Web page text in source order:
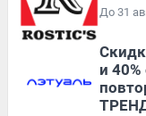
До 31
и